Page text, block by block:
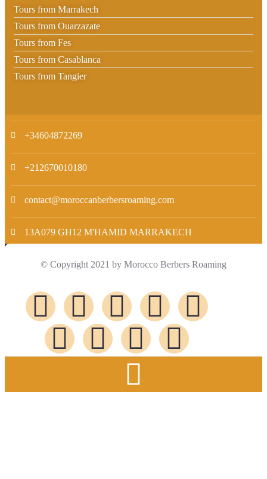
Tours from Marrakech
Tours from Ouarzazate
Tours from Fes
Tours from Casablanca
Tours from Tangier
+34604872269
+212670010180
contact@moroccanberbersroaming.com
13A079 GH12 M'HAMID MARRAKECH
© Copyright 2021 by Morocco Berbers Roaming